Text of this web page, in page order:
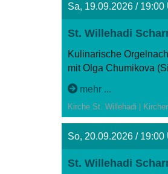
Sa, 19.09.2026 / 19:00
St. Willehadi
Kulinarische
mit Olga Chumikova
Eintritt frei.
Weitere Infos im
mehr ...
Kirche St. Willehadi |
So, 20.09.2026 / 19:00
St. Willehadi